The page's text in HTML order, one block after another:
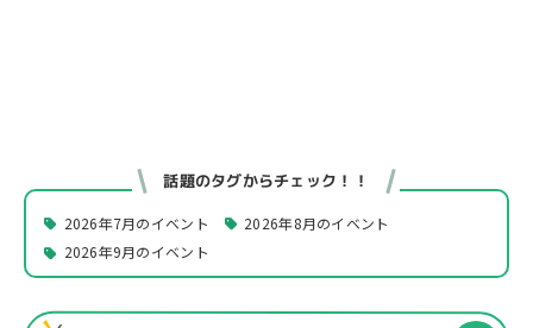
話題のタグからチェック！！
2026年7月のイベント
2026年8月のイベント
2026年9月のイベント